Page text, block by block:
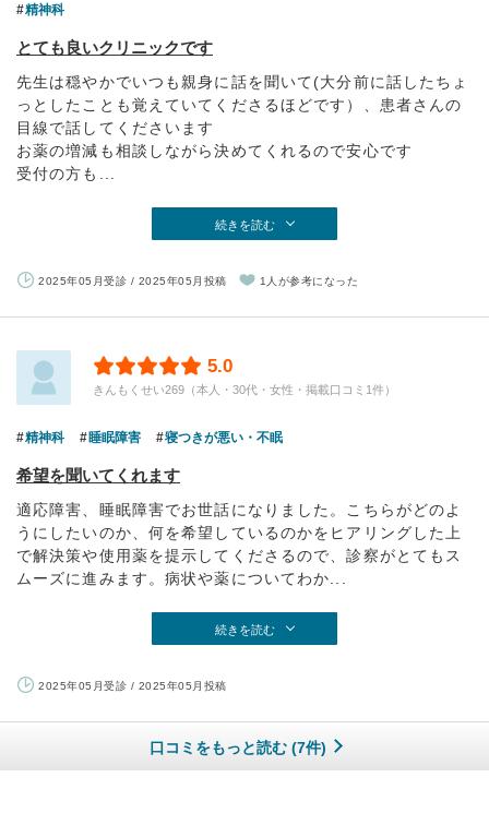
精神科
とても良いクリニックです
先生は穏やかでいつも親身に話を聞いて(大分前に話したちょ
っとしたことも覚えていてくださるほどです）、患者さんの
目線で話してくださいます
お薬の増減も相談しながら決めてくれるので安心です
受付の方も...
続きを読む
2025年05月受診 / 2025年05月投稿 1人が参考になった
5.0
きんもくせい269（本人・30代・女性・掲載口コミ1件）
精神科 睡眠障害 寝つきが悪い・不眠
希望を聞いてくれます
適応障害、睡眠障害でお世話になりました。こちらがどのよ
うにしたいのか、何を希望しているのかをヒアリングした上
で解決策や使用薬を提示してくださるので、診察がとてもス
ムーズに進みます。病状や薬についてわか...
続きを読む
2025年05月受診 / 2025年05月投稿
口コミをもっと読む (7件)